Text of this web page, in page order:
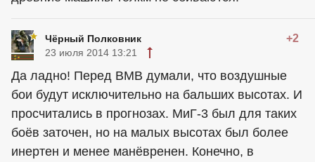
Чёрный Полковник +2
23 июля 2014 13:21
Да ладно! Перед ВМВ думали, что воздушные
бои будут исключительно на бальших высотах. И
просчитались в прогнозах. МиГ-3 был для таких
боёв заточен, но на малых высотах был более
инертен и менее манёвренен. Конечно, в